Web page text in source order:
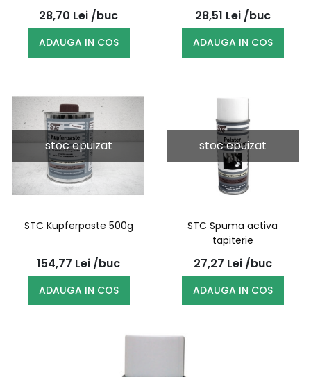
28,70 Lei /buc
ADAUGA IN COS
28,51 Lei /buc
ADAUGA IN COS
stoc epuizat
STC Kupferpaste 500g
154,77 Lei /buc
ADAUGA IN COS
stoc epuizat
STC Spuma activa
tapiterie
27,27 Lei /buc
ADAUGA IN COS